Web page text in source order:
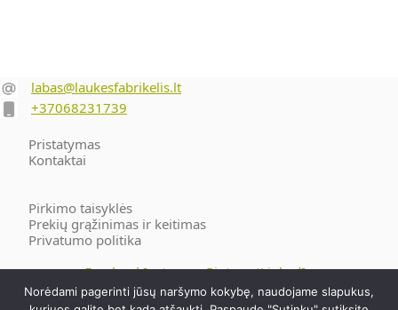
labas@laukesfabrikelis.lt
+37068231739
Pristatymas
Kontaktai
Pirkimo taisyklės
Prekių grąžinimas ir keitimas
Privatumo politika
FacebookInstagramPinterestLinkedIn
Norėdami pagerinti jūsų naršymo kokybę, naudojame slapukus,